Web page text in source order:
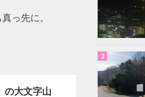
っ先に。
の大文字山